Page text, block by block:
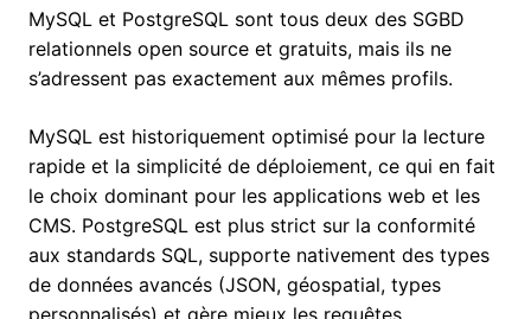
MySQL et PostgreSQL sont tous deux des SGBD
relationnels open source et gratuits, mais ils ne
s’adressent pas exactement aux mêmes profils.
MySQL est historiquement optimisé pour la lecture
rapide et la simplicité de déploiement, ce qui en fait
le choix dominant pour les applications web et les
CMS. PostgreSQL est plus strict sur la conformité
aux standards SQL, supporte nativement des types
de données avancés (JSON, géospatial, types